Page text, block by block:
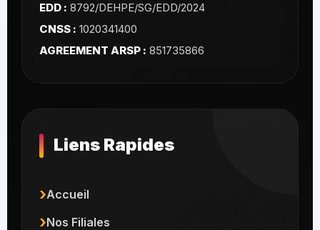
EDD : 8792/DEHPE/SG/EDD/2024
CNSS : 1020341400
AGREEMENT ARSP : 851735866
Liens Rapides
Accueil
Nos Filiales